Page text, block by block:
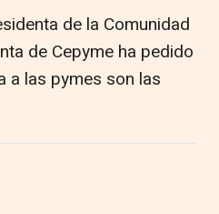
de la Comunidad
de Cepyme ha pedido
a las pymes son las